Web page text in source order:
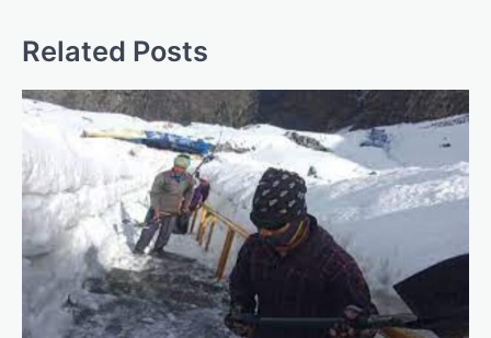
a
i
g
a
t
i
o
n
Related Posts